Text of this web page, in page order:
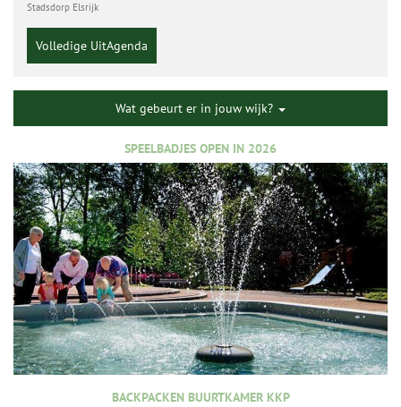
Stadsdorp Elsrijk
Volledige UitAgenda
Wat gebeurt er in jouw wijk?
SPEELBADJES OPEN IN 2026
BACKPACKEN BUURTKAMER KKP